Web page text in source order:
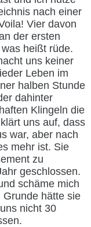
nach einer
Vier davon
der ersten
heißt rüde.
uns keiner
Leben im
halben Stunde
dahinter
Klingeln die
uns auf, dass
war, aber nach
mehr ist. Sie
zu
geschlossen.
schäme mich
Grunde hätte sie
nicht 30